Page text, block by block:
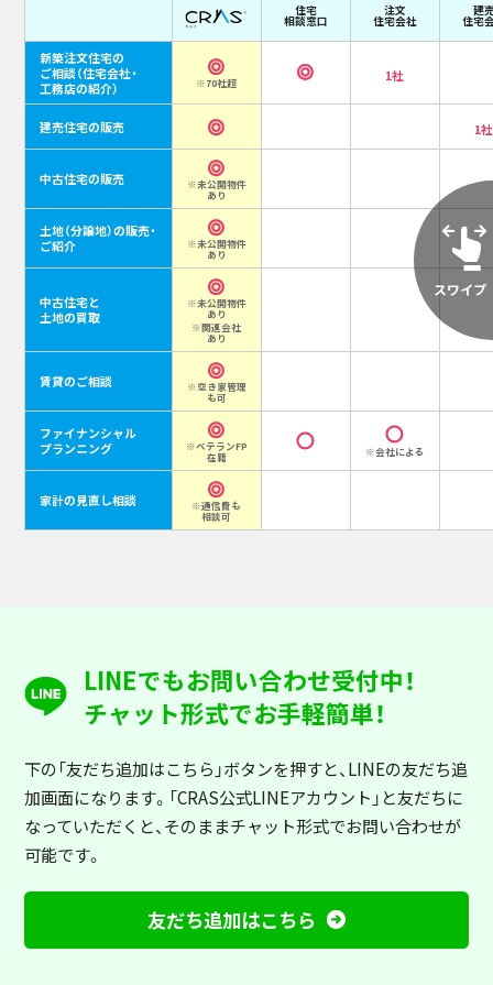
住宅
相談窓口
注文
住宅会社
建
住宅
新築注文住宅の
ご相談（住宅会社・
工務店の紹介）
※70社超 1社
建売住宅の販売 1社
中古住宅の販売
※未公開物件
あり
土地（分譲地）の販売・
ご紹介
※未公開物件
あり
中古住宅と
土地の買取
※未公開物件
あり
※関連会社
あり
賃貸のご相談
※空き家管理
も可
ファイナンシャル
プランニング
※ベテランFP
在籍
※会社による
家計の見直し相談
※通信費も
相談可
LINEでもお問い合わせ受付中！
チャット形式でお手軽簡単！
下の「友だち追加はこちら」ボタンを押すと、LINEの友だち追
加画面になります。「CRAS公式LINEアカウント」と友だちに
なっていただくと、そのままチャット形式でお問い合わせが
可能です。
友だち追加はこちら